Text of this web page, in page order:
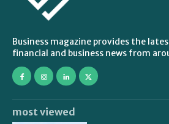
Business magazine provides the
financial and business news from
most viewed